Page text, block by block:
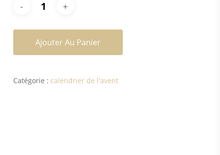
Ajouter Au Panier
Catégorie : calendrier de l'avent